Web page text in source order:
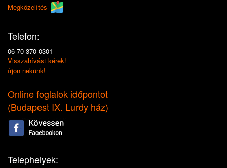
Megközelítés
Telefon:
06 70 370 0301
Visszahívást kérek!
írjon nekünk!
Online foglalok időpontot
(Budapest IX. Lurdy ház)
Telephelyek: